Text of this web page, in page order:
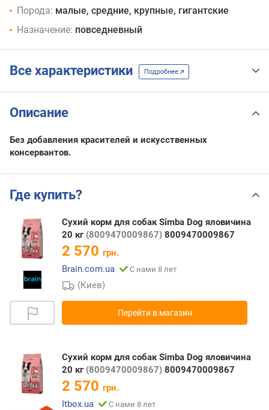
Порода: малые, средние, крупные, гигантские
Назначение: повседневный
Все характеристики Подробнее
Описание
Без добавления красителей и искусственных
консервантов.
Где купить?
Сухий корм для собак Simba Dog яловичина
20 кг (8009470009867) 8009470009867
2 570 грн.
Brain.com.ua
С нами 8 лет
(Киев)
Перейти в магазин
Сухий корм для собак Simba Dog яловичина
20 кг (8009470009867) 8009470009867
2 570 грн.
Itbox.ua
С нами 8 лет